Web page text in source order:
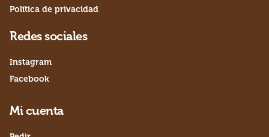
Política de privacidad
Redes sociales
Instagram
Facebook
Mi cuenta